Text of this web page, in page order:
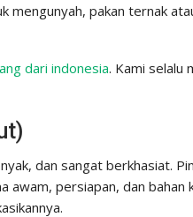
mengunyah, pakan ternak
dari indonesia. Kami selalu
dan sangat berkhasiat.
awam, persiapan, dan